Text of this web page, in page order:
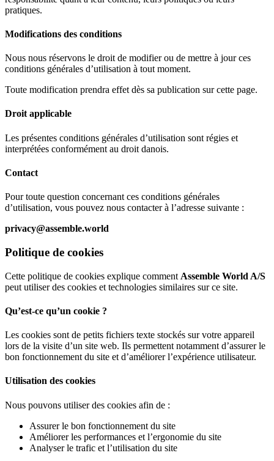
pratiques.
Modifications des conditions
Nous nous réservons le droit de modifier ou de mettre à jour ces
conditions générales d’utilisation à tout moment.
Toute modification prendra effet dès sa publication sur cette page.
Droit applicable
Les présentes conditions générales d’utilisation sont régies et
interprétées conformément au droit danois.
Contact
Pour toute question concernant ces conditions générales
d’utilisation, vous pouvez nous contacter à l’adresse suivante :
privacy@assemble.world
Politique de cookies
Cette politique de cookies explique comment Assemble World A/S
peut utiliser des cookies et technologies similaires sur ce site.
Qu’est-ce qu’un cookie ?
Les cookies sont de petits fichiers texte stockés sur votre appareil
lors de la visite d’un site web. Ils permettent notamment d’assurer le
bon fonctionnement du site et d’améliorer l’expérience utilisateur.
Utilisation des cookies
Nous pouvons utiliser des cookies afin de :
Assurer le bon fonctionnement du site
Améliorer les performances et l’ergonomie du site
Analyser le trafic et l’utilisation du site